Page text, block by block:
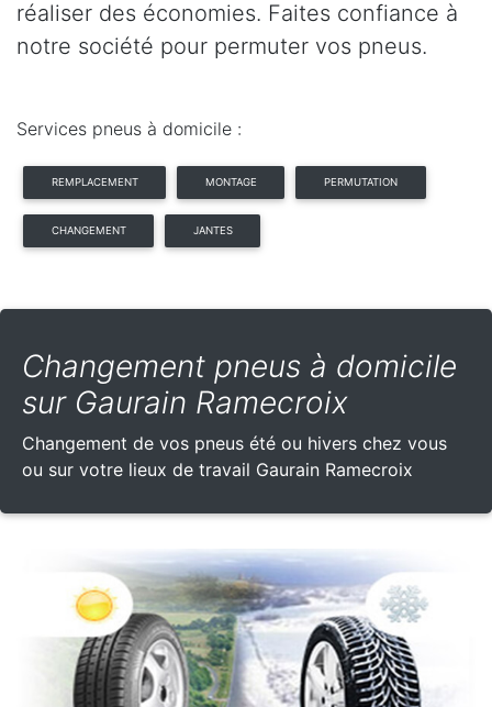
réaliser des économies. Faites confiance à
notre société pour permuter vos pneus.
Services pneus à domicile :
REMPLACEMENT MONTAGE PERMUTATION
CHANGEMENT JANTES
Changement pneus à domicile
sur Gaurain Ramecroix
Changement de vos pneus été ou hivers chez vous
ou sur votre lieux de travail Gaurain Ramecroix